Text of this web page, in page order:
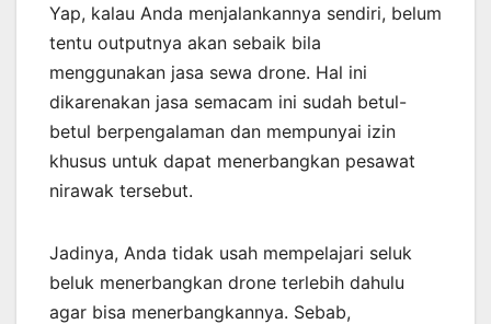
Yap, kalau Anda menjalankannya sendiri, belum
tentu outputnya akan sebaik bila
menggunakan jasa sewa drone. Hal ini
dikarenakan jasa semacam ini sudah betul-
betul berpengalaman dan mempunyai izin
khusus untuk dapat menerbangkan pesawat
nirawak tersebut.
Jadinya, Anda tidak usah mempelajari seluk
beluk menerbangkan drone terlebih dahulu
agar bisa menerbangkannya. Sebab,